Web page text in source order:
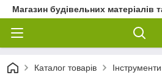
Магазин будівельних матеріалів
Каталог товарів